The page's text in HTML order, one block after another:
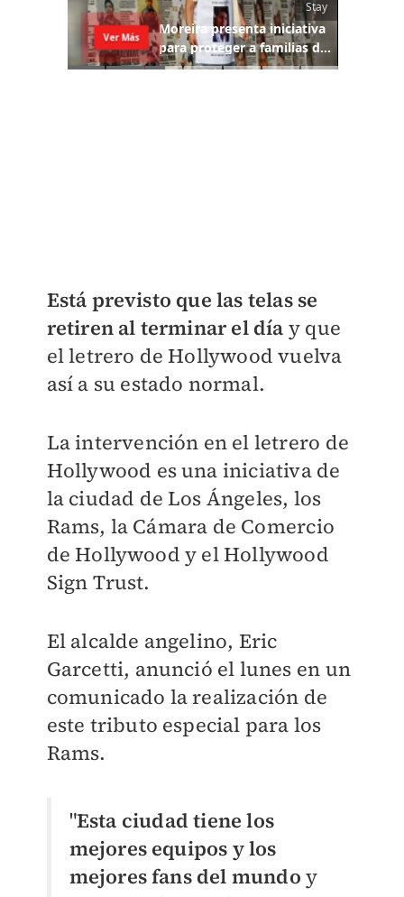
Está previsto que las telas se
retiren al terminar el día y que
el letrero de Hollywood vuelva
así a su estado normal.
La intervención en el letrero de
Hollywood es una iniciativa de
la ciudad de Los Ángeles, los
Rams, la Cámara de Comercio
de Hollywood y el Hollywood
Sign Trust.
El alcalde angelino, Eric
Garcetti, anunció el lunes en un
comunicado la realización de
este tributo especial para los
Rams.
"Esta ciudad tiene los
mejores equipos y los
mejores fans del mundo y